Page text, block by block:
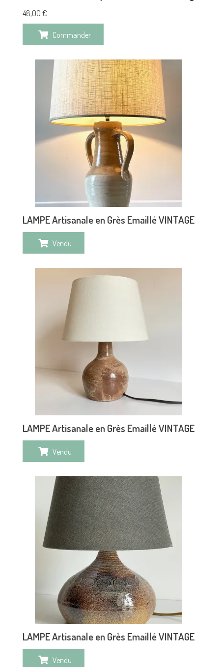
48,00 €
Commander
LAMPE Artisanale en Grès Emaillé VINTAGE
Vendu
LAMPE Artisanale en Grès Emaillé VINTAGE
Vendu
LAMPE Artisanale en Grès Emaillé VINTAGE
Vendu